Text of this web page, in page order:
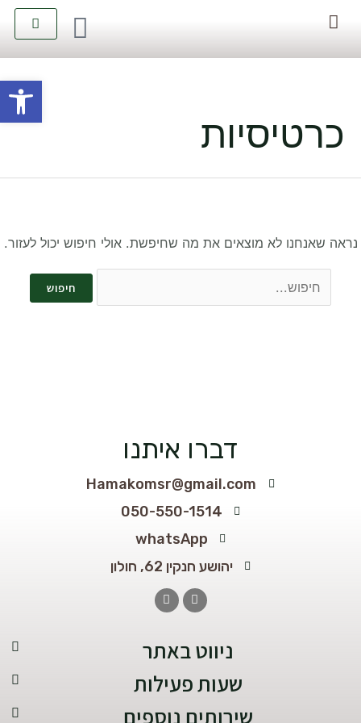
פתח
כרטיסיות
נראה שאנחנו לא מוצאים את מה שחיפשת. אולי חיפוש יכול לעזור.
דברו איתנו
Hamakomsr@gmail.com
050-550-1514
whatsApp
יהושע חנקין 62, חולון
ניווט באתר​
שעות פעילות
שירותים נוספים